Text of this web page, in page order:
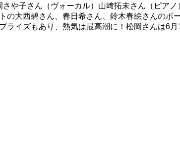
や子さん（ヴォーカル）山﨑拓未さん（ピア
大西碧さん、春日希さん、鈴木春絵さんの
ライズもあり、熱気は最高潮に！松岡さんは6